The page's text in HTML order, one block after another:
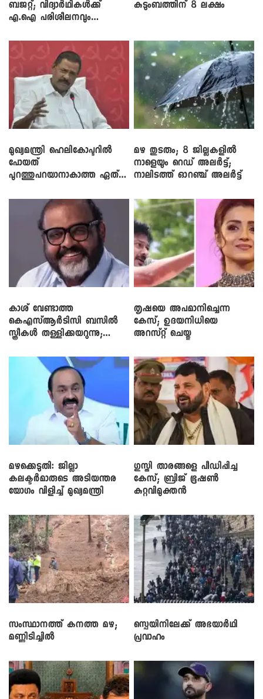
ബജറ്റ്; വിദ്യാർഥികൾക്ക്
എ.ഐ പരിശീലനവും
കുടുംബത്തിന് 8 ലക്ഷം
മുഖ്യമന്ത്രി ഹെലികോപ്ടറിൽ
പോയത്
പുറത്തുപറയാനാകാത്ത ഏത്
മഴ തുടരും; 8 ജില്ലകളിൽ
നാളെയും റെഡ് അലർട്ട്;
നാലിടത്ത് ഓറഞ്ച് അലർട്ട്
കാശ് വേണ്ടാത്ത
കെഎസ്ആർടിസി ബസിൽ
സ്ത്രീകൾ തള്ളിക്കയറുന്നു;
തൃഷയെ അപമാനിച്ചെന്ന
കേസ്; ഉദയനിധിയെ
അറസ്റ്റ് ചെയ്തു
മഴക്കെടുതി: ജില്ലാ
കലക്ടർമാരുടെ അടിയന്തര
യോഗം വിളിച്ച് മുഖ്യമന്ത്രി
​ഗുസ്തി താരങ്ങളെ പീഡിപ്പിച്ച
കേസ്; ബ്രിജ് ഭൂഷൺ
കുറ്റവിമുക്തൻ
സംസ്ഥാനത്ത് കനത്ത മഴ;
മണ്ണിടിച്ചിൽ
സ്പെയിനിലേക്ക് അഭയാർഥി
പ്രവാഹം